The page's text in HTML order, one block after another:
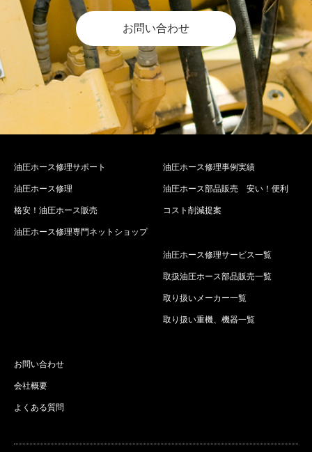
お問い合わせ
油圧ホース修理サポート
油圧ホース修理
格安！油圧ホース販売
油圧ホース修理専門ネットショップ
油圧ホース修理事例実績
油圧ホース部品販売 安い！便利
コスト削減提案
油圧ホース修理サービス一覧
取扱油圧ホース部品販売一覧
取り扱いメーカー一覧
取り扱い重機、機器一覧
お問い合わせ
会社概要
よくある質問